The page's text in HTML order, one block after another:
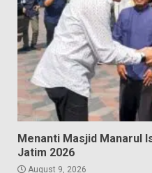
Menanti Masjid Manarul
Jatim 2026
August 9, 2026